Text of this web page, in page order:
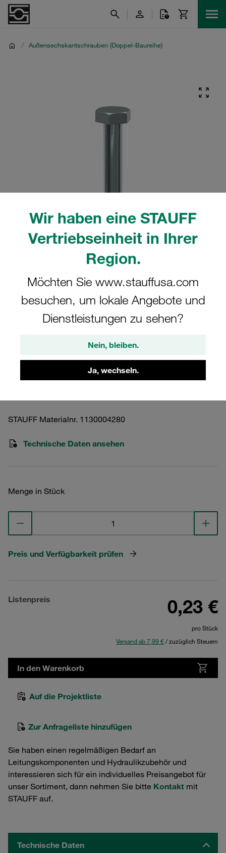
Wir haben eine STAUFF
Vertriebseinheit in Ihrer
Region.
Möchten Sie www.stauffusa.com
besuchen, um lokale Angebote und
Dienstleistungen zu sehen?
Nein, bleiben.
Ja, wechseln.
/ Außensechskantschrauben (Doppel-Baureihe)
tatsächlichen Produkt abweichen.
Baureihe Gr. 2D Stahl, zink/nickel-
beschichtet M8x35
STAUFF Materialnr. 1130004280
Technische Daten ansehen
Menge in Stück
Preis und Verfügbarkeit prüfen
Listenpreis 0,23 €
pro Stück
Versand ab 7,99 €/ zuzüglich Steuern
In den Warenkorb
Auf die Projektliste
Zur Anfrageliste hinzufügen
Sie haben einen regelmäßigen Bedarf an
Leitungskomponenten und Hydraulikzubehör und
interessieren sich für ein individuelles Preisangebot für
unser Sortiment, dann nehmen Sie bitte Kontakt mit
STAUFF auf.
Technische Daten